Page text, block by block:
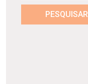
PESQUISAR